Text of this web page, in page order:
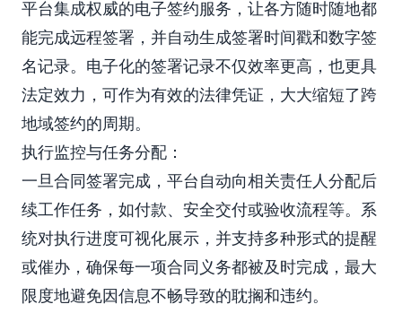
平台集成权威的电子签约服务，让各方随时随地都
能完成远程签署，并自动生成签署时间戳和数字签
名记录。电子化的签署记录不仅效率更高，也更具
法定效力，可作为有效的法律凭证，大大缩短了跨
地域签约的周期。
执行监控与任务分配：
一旦合同签署完成，平台自动向相关责任人分配后
续工作任务，如付款、安全交付或验收流程等。系
统对执行进度可视化展示，并支持多种形式的提醒
或催办，确保每一项合同义务都被及时完成，最大
限度地避免因信息不畅导致的耽搁和违约。